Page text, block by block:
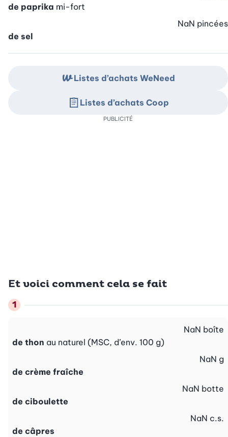
de paprika mi-fort
de sel
NaN pincées
Et voici comment cela se fait
de thon au naturel (MSC, d’env. 100 g)
NaN boîte
de crème fraîche
NaN g
de ciboulette
NaN botte
de câpres
NaN c.s.
Listes d’achats WeNeed
Listes d’achats Coop
PUBLICITÉ